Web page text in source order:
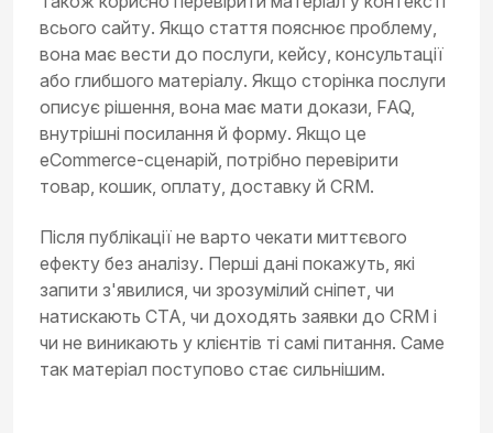
всього сайту. Якщо стаття пояснює проблему,
вона має вести до послуги, кейсу, консультації
або глибшого матеріалу. Якщо сторінка послуги
описує рішення, вона має мати докази, FAQ,
внутрішні посилання й форму. Якщо це
eCommerce-сценарій, потрібно перевірити
товар, кошик, оплату, доставку й CRM.
Після публікації не варто чекати миттєвого
ефекту без аналізу. Перші дані покажуть, які
запити з'явилися, чи зрозумілий сніпет, чи
натискають CTA, чи доходять заявки до CRM і
чи не виникають у клієнтів ті самі питання. Саме
так матеріал поступово стає сильнішим.